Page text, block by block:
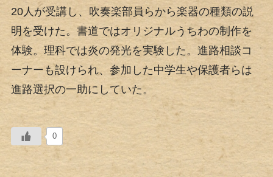
20人が受講し、吹奏楽部員らから楽器の種類の説
明を受けた。書道ではオリジナルうちわの制作を
体験。理科では炎の発光を実験した。進路相談コ
ーナーも設けられ、参加した中学生や保護者らは
進路選択の一助にしていた。
0